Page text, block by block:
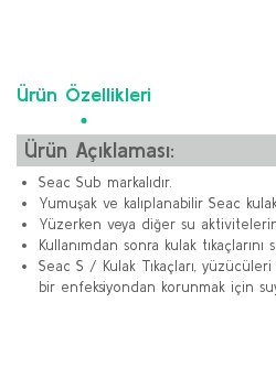
Ürün Özellikleri
Ürün Açıklaması:
Seac Sub markalıdır.
Yumuşak ve kalıplanabilir Seac kulak
Yüzerken veya diğer su
Kullanımdan sonra kulak
Seac S / Kulak Tıkaçları,
bir enfeksiyondan korunmak için